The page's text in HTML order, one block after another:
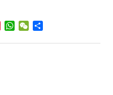
Sina WhatsApp
WeChat